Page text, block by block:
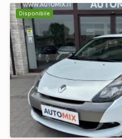
Disponibile